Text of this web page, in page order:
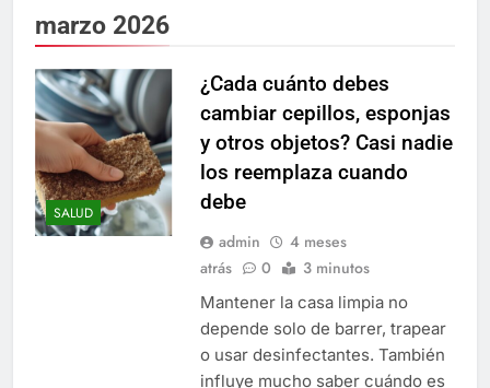
marzo 2026
SALUD
¿Cada cuánto debes
cambiar cepillos, esponjas
y otros objetos? Casi nadie
los reemplaza cuando
debe
admin
4 meses
atrás
0 3 minutos
Mantener la casa limpia no
depende solo de barrer, trapear
o usar desinfectantes. También
influye mucho saber cuándo es